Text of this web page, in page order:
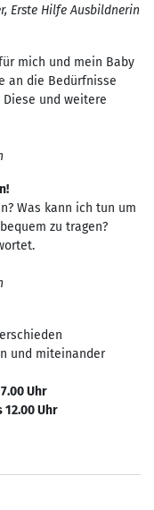
Erste Hilfe Ausbildnerin
mich und mein Baby
an die Bedürfnisse
und weitere
Was kann ich tun um
zu tragen?
und miteinander
Uhr
12.00 Uhr